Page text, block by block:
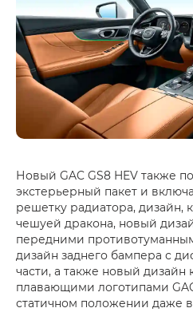
Новый GAC GS8 HEV также
экстерьерный пакет и
решетку радиатора, дизайн,
чешуей дракона, новый
передними
дизайн заднего бампера с
части, а также новый дизайн
плавающими логотипами
статичном положении даже